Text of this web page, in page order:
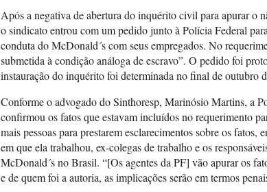
Após a negativa de abertura do inquérito civil para apurar o
o sindicato entrou com um pedido junto à Polícia Federal
conduta do McDonald´s com seus empregados. No
submetida à condição análoga de escravo”. O pedido foi
instauração do inquérito foi determinada no final de outubro
Conforme o advogado do Sinthoresp, Marinósio Martins, a
confirmou os fatos que estavam incluídos no requerimento
mais pessoas para prestarem esclarecimentos sobre os fatos,
em que ela trabalhou, ex-colegas de trabalho e os
McDonald´s no Brasil. “[Os agentes da PF] vão apurar os
e de quem foi a autoria, as implicações serão em termos